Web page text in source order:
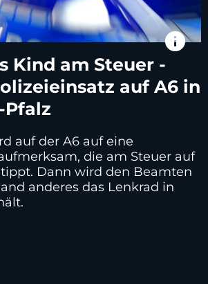
info
Kind am Steuer -
auf A6 in
Pfalz
auf der A6 auf eine
die am Steuer auf
Dann wird den Beamten
anderes das Lenkrad in